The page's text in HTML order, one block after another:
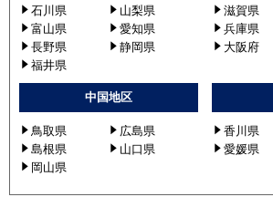
石川県
山梨県
富山県
愛知県
長野県
静岡県
福井県
滋賀県
兵庫県
大阪府
中国地区
鳥取県
広島県
島根県
山口県
岡山県
香川県
愛媛県